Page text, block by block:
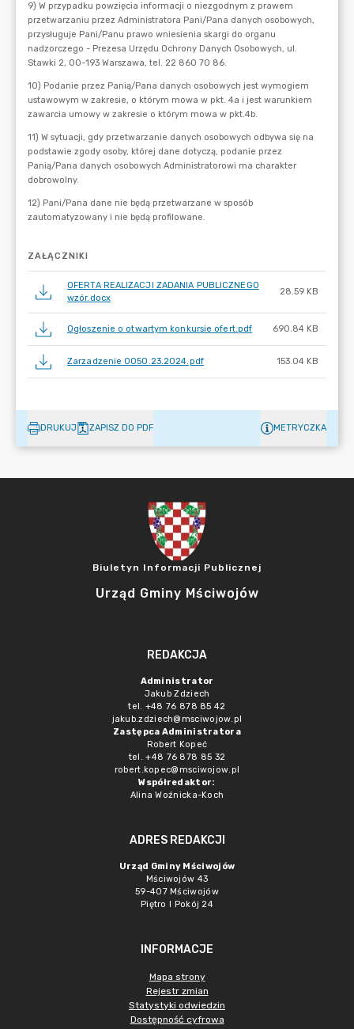
ZAŁĄCZNIKI
OFERTA REALIZACJI ZADANIA PUBLICZNEGO
wzór.docx
28.59 KB
Ogłoszenie o otwartym konkursie ofert.pdf 690.84 KB
Zarzadzenie 0050.23.2024.pdf 153.04 KB
DRUKUJ ZAPISZ DO PDF METRYCZKA
Biuletyn Informacji Publicznej
Urząd Gminy Mściwojów
REDAKCJA
Administrator
Jakub Zdziech
tel. +48 76 878 85 42
jakub.zdziech@msciwojow.pl
Zastępca Administratora
Robert Kopeć
tel. +48 76 878 85 32
robert.kopec@msciwojow.pl
Współredaktor:
Alina Woźnicka-Koch
ADRES REDAKCJI
Urząd Gminy Mściwojów
Mściwojów 43
59-407 Mściwojów
Piętro I Pokój 24
INFORMACJE
Mapa strony
Rejestr zmian
Statystyki odwiedzin
Dostępność cyfrowa